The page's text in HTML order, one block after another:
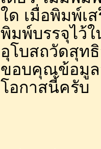
ใด เมื่อพิมพ์เ
พิมพ์บรรจุไว้
อุโบสถวัดสุท
ขอบคุณข้อมูล
โอกาสนี้ครับ